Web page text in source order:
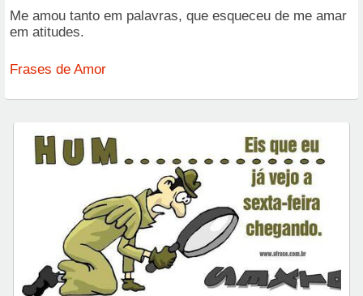
Me amou tanto em palavras, que esqueceu de me amar
em atitudes.
Frases de Amor